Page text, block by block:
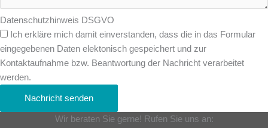
Datenschutzhinweis DSGVO
Ich erkläre mich damit einverstanden, dass die in das Formular
eingegebenen Daten elektonisch gespeichert und zur
Kontaktaufnahme bzw. Beantwortung der Nachricht verarbeitet
werden.
Nachricht senden
Wir beraten Sie gerne! Rufen Sie uns an: